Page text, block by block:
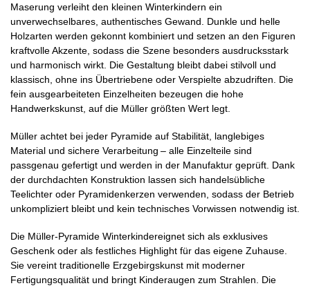
Maserung verleiht den kleinen Winterkindern ein
unverwechselbares, authentisches Gewand. Dunkle und helle
Holzarten werden gekonnt kombiniert und setzen an den Figuren
kraftvolle Akzente, sodass die Szene besonders ausdrucksstark
und harmonisch wirkt. Die Gestaltung bleibt dabei stilvoll und
klassisch, ohne ins Übertriebene oder Verspielte abzudriften. Die
fein ausgearbeiteten Einzelheiten bezeugen die hohe
Handwerkskunst, auf die Müller größten Wert legt.
Müller achtet bei jeder Pyramide auf Stabilität, langlebiges
Material und sichere Verarbeitung – alle Einzelteile sind
passgenau gefertigt und werden in der Manufaktur geprüft. Dank
der durchdachten Konstruktion lassen sich handelsübliche
Teelichter oder Pyramidenkerzen verwenden, sodass der Betrieb
unkompliziert bleibt und kein technisches Vorwissen notwendig ist.
Die Müller-Pyramide Winterkindereignet sich als exklusives
Geschenk oder als festliches Highlight für das eigene Zuhause.
Sie vereint traditionelle Erzgebirgskunst mit moderner
Fertigungsqualität und bringt Kinderaugen zum Strahlen. Die